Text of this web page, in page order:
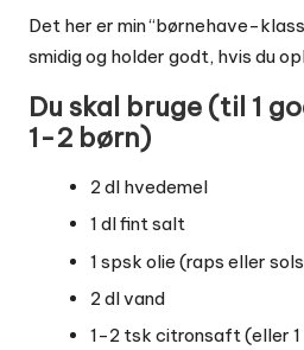
Det her er min “børnehave-
smidig og holder godt, hvis du
Du skal bruge (til 1
1-2 børn)
2 dl hvedemel
1 dl fint salt
1 spsk olie (raps eller
2 dl vand
1-2 tsk citronsaft (eller